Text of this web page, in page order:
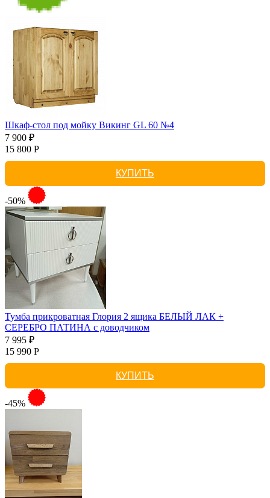
Шкаф-стол под мойку Викинг GL 60 №4
7 900 ₽
15 800 Р
КУПИТЬ
-50%
Тумба прикроватная Глория 2 ящика БЕЛЫЙ ЛАК +
СЕРЕБРО ПАТИНА с доводчиком
7 995 ₽
15 990 Р
КУПИТЬ
-45%